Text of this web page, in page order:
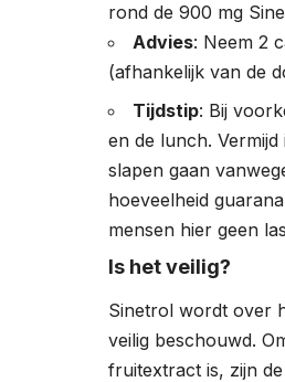
rond de 900 mg
Advies: Neem 2
(afhankelijk van de
Tijdstip: Bij
en de lunch.
slapen gaan
hoeveelheid
mensen hier geen
Is het veilig?
Sinetrol wordt over
veilig beschouwd.
fruitextract is, zijn